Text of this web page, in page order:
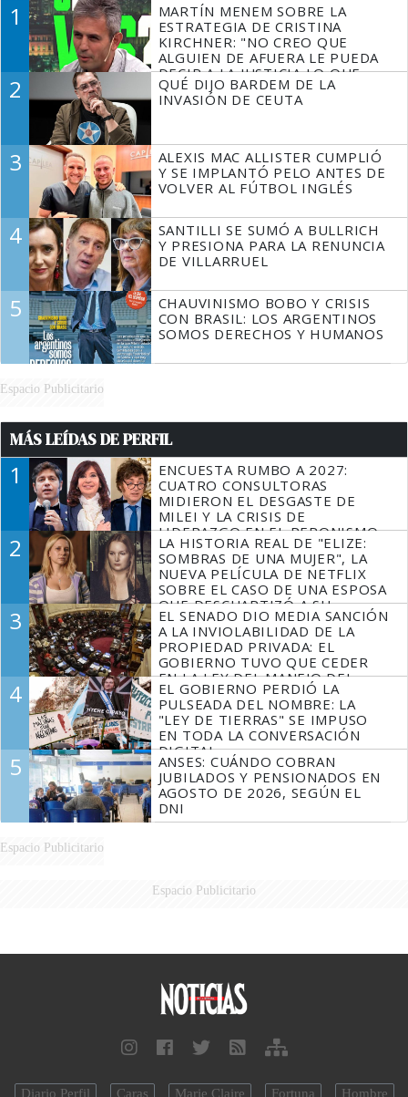
1
MARTÍN MENEM SOBRE LA
ESTRATEGIA DE CRISTINA
KIRCHNER: "NO CREO QUE
ALGUIEN DE AFUERA LE PUEDA
DECIR A LA JUSTICIA LO QUE
TIENE QUE HACER"
2
QUÉ DIJO BARDEM DE LA
INVASIÓN DE CEUTA
3
ALEXIS MAC ALLISTER CUMPLIÓ
Y SE IMPLANTÓ PELO ANTES DE
VOLVER AL FÚTBOL INGLÉS
4
SANTILLI SE SUMÓ A BULLRICH
Y PRESIONA PARA LA RENUNCIA
DE VILLARRUEL
5
CHAUVINISMO BOBO Y CRISIS
CON BRASIL: LOS ARGENTINOS
SOMOS DERECHOS Y HUMANOS
Espacio Publicitario
MÁS LEÍDAS DE PERFIL
1
ENCUESTA RUMBO A 2027:
CUATRO CONSULTORAS
MIDIERON EL DESGASTE DE
MILEI Y LA CRISIS DE
LIDERAZGO EN EL PERONISMO
2
LA HISTORIA REAL DE "ELIZE:
SOMBRAS DE UNA MUJER", LA
NUEVA PELÍCULA DE NETFLIX
SOBRE EL CASO DE UNA ESPOSA
QUE DESCUARTIZÓ A SU
MARIDO
3
EL SENADO DIO MEDIA SANCIÓN
A LA INVIOLABILIDAD DE LA
PROPIEDAD PRIVADA: EL
GOBIERNO TUVO QUE CEDER
EN LA LEY DEL MANEJO DEL
FUEGO
4
EL GOBIERNO PERDIÓ LA
PULSEADA DEL NOMBRE: LA
"LEY DE TIERRAS" SE IMPUSO
EN TODA LA CONVERSACIÓN
DIGITAL
5
ANSES: CUÁNDO COBRAN
JUBILADOS Y PENSIONADOS EN
AGOSTO DE 2026, SEGÚN EL
DNI
Espacio Publicitario
Espacio Publicitario
Diario Perfil Caras Marie Claire Fortuna Hombre